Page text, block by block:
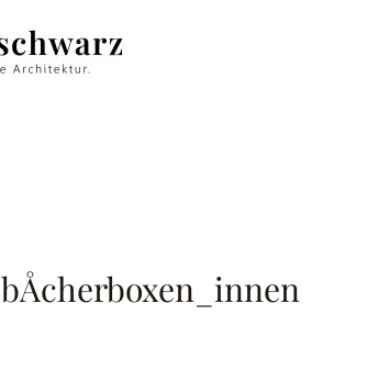
bÅcherboxen_innen